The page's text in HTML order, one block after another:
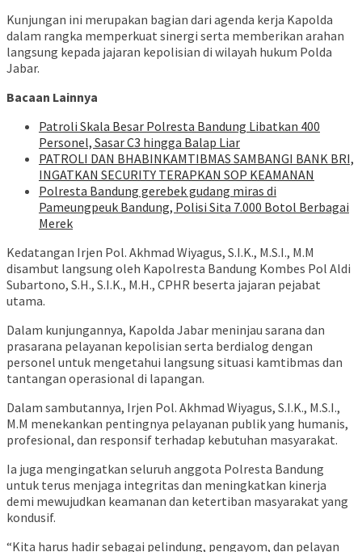
Kunjungan ini merupakan bagian dari agenda kerja Kapolda
dalam rangka memperkuat sinergi serta memberikan arahan
langsung kepada jajaran kepolisian di wilayah hukum Polda
Jabar.
Bacaan Lainnya
Patroli Skala Besar Polresta Bandung Libatkan 400
Personel, Sasar C3 hingga Balap Liar
‎PATROLI DAN BHABINKAMTIBMAS SAMBANGI BANK BRI,
INGATKAN SECURITY TERAPKAN SOP KEAMANAN
Polresta Bandung gerebek gudang miras di
Pameungpeuk Bandung, Polisi Sita 7.000 Botol Berbagai
Merek
Kedatangan Irjen Pol. Akhmad Wiyagus, S.I.K., M.S.I., M.M
disambut langsung oleh Kapolresta Bandung Kombes Pol Aldi
Subartono, S.H., S.I.K., M.H., CPHR beserta jajaran pejabat
utama.
Dalam kunjungannya, Kapolda Jabar meninjau sarana dan
prasarana pelayanan kepolisian serta berdialog dengan
personel untuk mengetahui langsung situasi kamtibmas dan
tantangan operasional di lapangan.
Dalam sambutannya, Irjen Pol. Akhmad Wiyagus, S.I.K., M.S.I.,
M.M menekankan pentingnya pelayanan publik yang humanis,
profesional, dan responsif terhadap kebutuhan masyarakat.
Ia juga mengingatkan seluruh anggota Polresta Bandung
untuk terus menjaga integritas dan meningkatkan kinerja
demi mewujudkan keamanan dan ketertiban masyarakat yang
kondusif.
“Kita harus hadir sebagai pelindung, pengayom, dan pelayan